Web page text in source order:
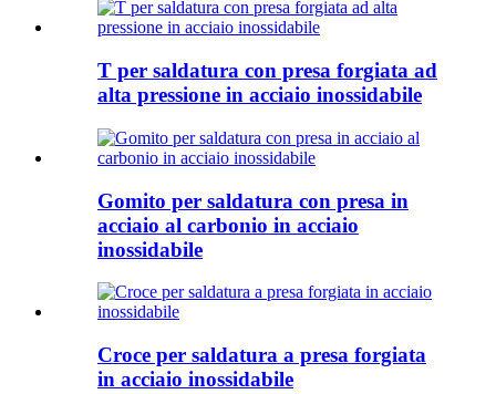
T per saldatura con presa forgiata ad
alta pressione in acciaio inossidabile
Gomito per saldatura con presa in
acciaio al carbonio in acciaio
inossidabile
Croce per saldatura a presa forgiata
in acciaio inossidabile